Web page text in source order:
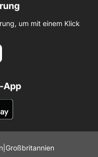
um mit einem Klick
App
Großbritannien